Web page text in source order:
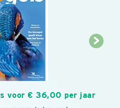
voor € 36,00 per jaar